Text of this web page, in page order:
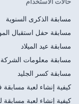
الحانة
الفريق